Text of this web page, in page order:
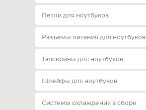
Петли для ноутбуков
Разъемы питания для ноутбуков
Тачскрины для ноутбуков
Шлейфы для ноутбуков
Системы охлаждения в сборе